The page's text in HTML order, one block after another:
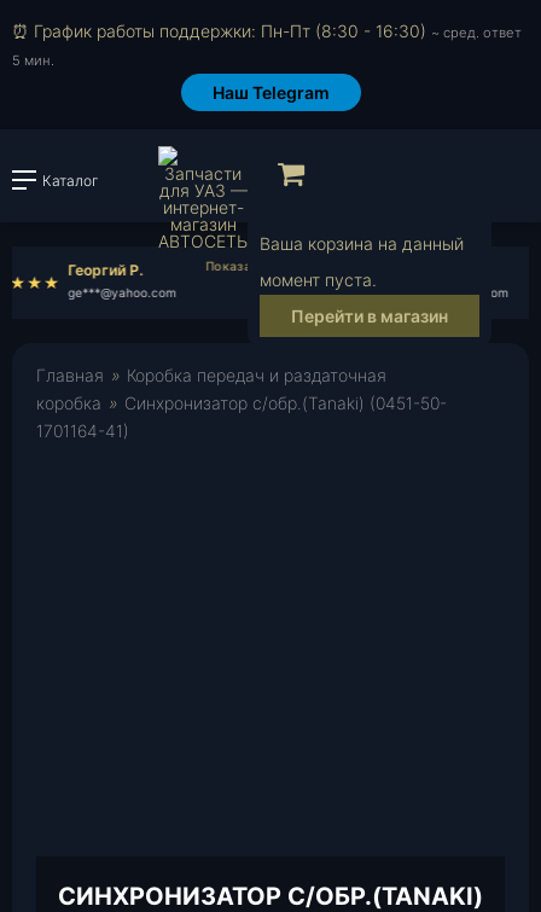
⏰ График работы поддержки: Пн-Пт (8:30 - 16:30) ~ сред. ответ
5 мин.
Наш Telegram
Каталог Войти или
Просмотр
Ваша корзина на данный
момент пуста.
Перейти в магазин
Георгий Р.
ge***@yahoo.com de***@gmail.com
Главная » Коробка передач и раздаточная
коробка » Синхронизатор с/обр.(Tanaki) (0451-50-
1701164-41)
СИНХРОНИЗАТОР С/ОБР.(TANAKI)